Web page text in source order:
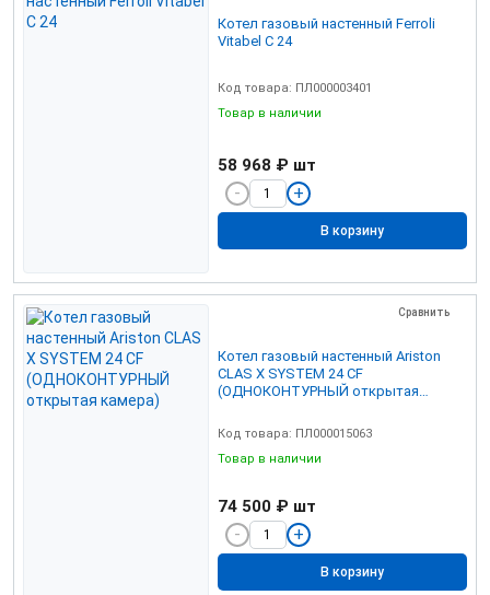
Котел газовый настенный Ferroli
Vitabel C 24
Код товара: ПЛ000003401
Товар в наличии
58 968 ₽ шт
В корзину
Сравнить
Котел газовый настенный Ariston
CLAS X SYSTEM 24 СF
(ОДНОКОНТУРНЫЙ открытая
Код товара: ПЛ000015063
Товар в наличии
74 500 ₽ шт
В корзину